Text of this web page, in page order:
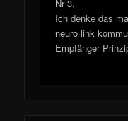
Nr 3,
Ich denke das
neuro link
Empfänger